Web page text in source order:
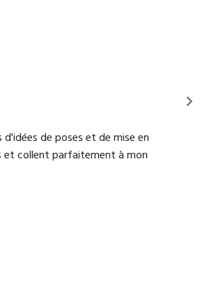
de poses et de mise en
et collent parfaitement à mon